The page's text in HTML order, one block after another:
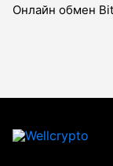
Онлайн обмен